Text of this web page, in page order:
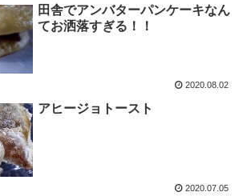
田舎でアンバターパンケーキなん
てお洒落すぎる！！
2020.08.02
アヒージョトースト
2020.07.05